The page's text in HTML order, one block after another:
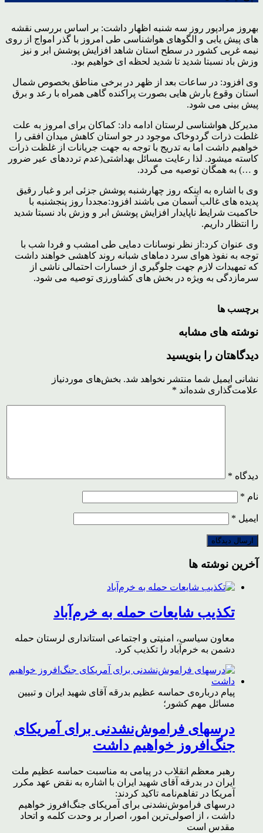
بهروز مرادپور روز سه شنبه اظهار داشت: بر اساس بررسی نقشه
های پیش یابی و الگوهای هواشناسی طی امروز با گذر امواج از روی
نیمه غربی کشور در سطح استان شاهد افزایش پوشش ابر و نیز
وزش باد نسبتا شدید تا شدید لحظه ای خواهیم بود.
وی افزود: در ساعات بعد از ظهر در برخی مناطق بخصوص شمال
استان وقوع بارش هایی بصورت پراکنده گاهی همراه با رعد و برق
پیش بینی می شود.
مدیرکل هواشناسی لرستان ادامه داد: کماکان برای امروز به علت
غلطت ذرات گردوخاک موجود در جو استان کاهش میدان افقی را
خواهیم داشت اما به تدریج با توجه به جهت جریانات از غلظت ذرات
کاسته میشود. لذا رعایت مسائل بهداشتی(عدم ترددهای عیر ضرور
و …) به همگان توصیه می گردد.
وی با اشاره به اینکه روز چهارشنبه پوشش جزئی ابر و غبار رقیق
پدیده های غالب آسمان می باشند افزود:مجددا روز پنجشنبه با
حاکمیت شرایط ناپایدار افزایش پوشش ابر و وزش باد نسبتا شدید
را انتظار داریم.
وی عنوان کرد:از نظر نوسانات دمایی طی امشب و فردا شب با
توجه به نفوذ هوای سرد دماهای شبانه روند کاهشی خواهند داشت
که تمهیدات لازم جهت جلوگیری از خسارات احتمالی ناشی از
سرمازدگی به ویژه در بخش های کشاورزی توصیه می شود.
برچسب ها
نوشته های مشابه
دیدگاهتان را بنویسید
نشانی ایمیل شما منتشر نخواهد شد. بخش‌های موردنیاز
علامت‌گذاری شده‌اند *
دیدگاه *
نام *
ایمیل *
آخرین نوشته ها
تکذیب شایعات حمله به خرم‌آباد
معاون سیاسی، امنیتی و اجتماعی استانداری لرستان حمله
دشمن به خرم‌آباد را تکذیب کرد.
پیام درباره‌ی حماسه عظیم بدرقه آقای شهید ایران و تبیین
مسائل مهم کشور؛
درسهای فراموش‌نشدنی برای آمریکای
جنگ‌افروز خواهیم داشت
رهبر معظم انقلاب در پیامی به مناسبت حماسه عظیم ملت
ایران در بدرقه آقای شهید ایران با اشاره به نقض عهد مکرر
آمریکا در تفاهم‌نامه تاکید کردند:
درسهای فراموش‌نشدنی برای آمریکای جنگ‌افروز خواهیم
داشت ، از اصولی‌ترین امور، اصرار بر وحدت کلمه و اتحاد
مقدس است